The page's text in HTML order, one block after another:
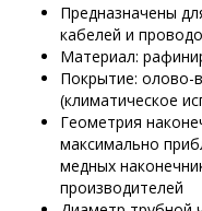
Предназначены
кабелей и
Материал:
Покрытие: олово-
(климатическое
Геометрия
максимально
медных
производителей